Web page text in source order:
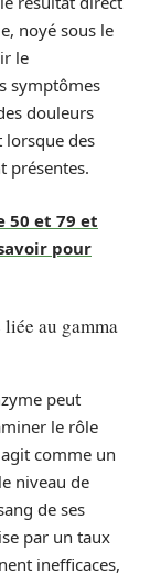
noyé sous le
le
symptômes
douleurs
lorsque des
présentes.
50 et 79 et
pour
au gamma
peut
le rôle
comme un
niveau de
de ses
par un taux
inefficaces,